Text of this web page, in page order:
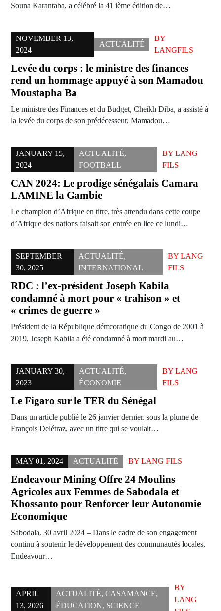
Souna Karantaba, a célébré la 41 ième édition de…
NOVEMBER 13,
2024
ACTUALITÉ
BY
LANGFILS
Levée du corps : le ministre des finances
rend un hommage appuyé à son Mamadou
Moustapha Ba
Le ministre des Finances et du Budget, Cheikh Diba, a assisté à
la levée du corps de son prédécesseur, Mamadou…
JANUARY 15,
2024
ACTUALITÉ,
FOOTBALL
BY LANG
FILS
CAN 2024: Le prodige sénégalais Camara
LAMINE la Gambie
Le champion d’Afrique en titre, très attendu dans cette coupe
d’Afrique des nations faisait son entrée en lice ce lundi…
SEPTEMBER
30, 2025
ACTUALITÉ,
INTERNATIONAL
BYLANG
FILS
RDC : l’ex-président Joseph Kabila
condamné à mort pour « trahison » et
« crimes de guerre »
Président de la République démcoratique du Congo de 2001 à
2019, Joseph Kabila a été condamné à mort mardi au…
JANUARY 30,
2023
ACTUALITÉ,
ÉCONOMIE
BY LANG
FILS
Le Figaro sur le TER du Sénégal
Dans un article publié le 26 janvier dernier, sous la plume de
François Delétraz, avec un titre qui se voulait…
MAY 01, 2024 ACTUALITÉ BY LANG FILS
Endeavour Mining Offre 24 Moulins
Agricoles aux Femmes de Sabodala et
Khossanto pour Renforcer leur Autonomie
Economique
Sabodala, 30 avril 2024 – Dans le cadre de son engagement
continu à soutenir le développement des communautés locales,
Endeavour…
APRIL
13, 2026
ACTUALITÉ,CASAMANCE,
ÉDUCATION, SCIENCE
BY
LANG